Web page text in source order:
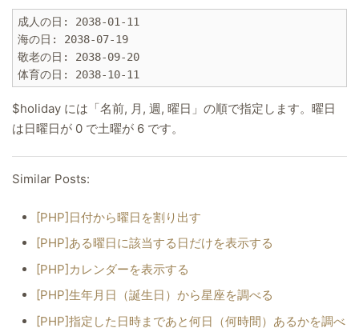
成人の日: 2038-01-11
海の日: 2038-07-19
敬老の日: 2038-09-20
$holiday には「名前, 月, 週, 曜日」の順で指定します。曜日
は日曜日が 0 で土曜が 6 です。
Similar Posts:
[PHP]日付から曜日を割り出す
[PHP]ある曜日に該当する日だけを表示する
[PHP]カレンダーを表示する
[PHP]生年月日（誕生日）から星座を調べる
[PHP]指定した日時まであと何日（何時間）あるかを調べ